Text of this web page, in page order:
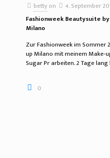
bettyon
4. September
Fashionweek Beautysuite
Milano
Zur Fashionweek im Sommer
up Milano mit meinem Make-
Sugar Pr arbeiten. 2 Tage lang
0